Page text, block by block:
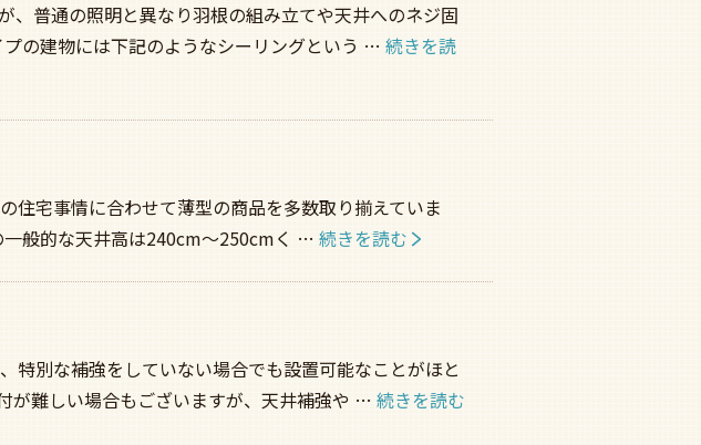
、普通の照明と異なり羽根の組み立てや天井へのネジ固
の建物には下記のようなシーリングという … 続きを読
住宅事情に合わせて薄型の商品を多数取り揃えていま
一般的な天井高は240cm～250cmく … 続きを読む
特別な補強をしていない場合でも設置可能なことがほと
が難しい場合もございますが、天井補強や … 続きを読む